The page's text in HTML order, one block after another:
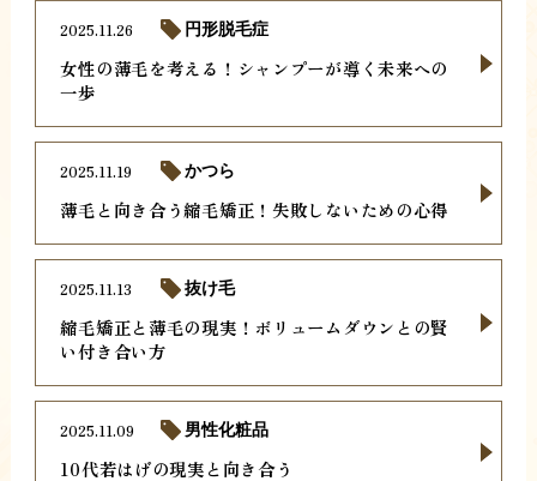
女性の薄毛を考える！シャンプーが導く未来への
一歩
2025.11.26 円形脱毛症
薄毛と向き合う縮毛矯正！失敗しないための心得
2025.11.19 かつら
縮毛矯正と薄毛の現実！ボリュームダウンとの賢
い付き合い方
2025.11.13 抜け毛
10代若はげの現実と向き合う
2025.11.09 男性化粧品